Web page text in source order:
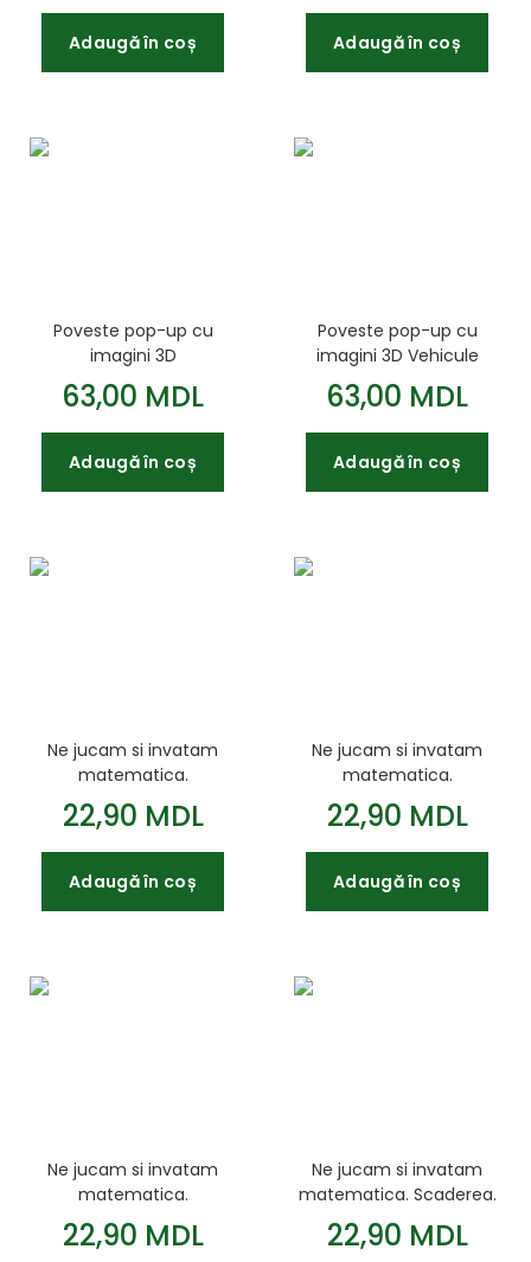
Adaugă în coș Adaugă în coș
Poveste pop-up cu
imagini 3D
Cenusareasa
63,00 MDL
Adaugă în coș
Poveste pop-up cu
imagini 3D Vehicule
63,00 MDL
Adaugă în coș
Ne jucam si invatam
matematica.
Impartirea. 120
autocolante
22,90 MDL
Adaugă în coș
Ne jucam si invatam
matematica.
Adunarea. 120
autocolante
22,90 MDL
Adaugă în coș
Ne jucam si invatam
matematica.
Inmultirea. 120
autocolante
22,90 MDL
Ne jucam si invatam
matematica. Scaderea.
120 autocolante
22,90 MDL